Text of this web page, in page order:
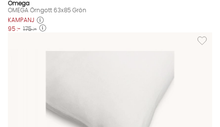
Omega
OMEGA Örngott 63x85 Grön
KAMPANJ
95 :- 175 :-
Lägg